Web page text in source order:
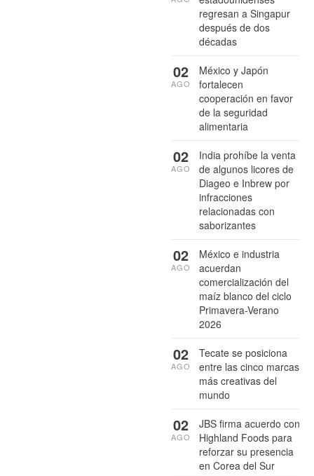
regresan a Singapur
después de dos
décadas
México y Japón
fortalecen
cooperación en favor
de la seguridad
alimentaria
02
AGO
India prohíbe la venta
de algunos licores de
Diageo e Inbrew por
infracciones
relacionadas con
saborizantes
02
AGO
México e industria
acuerdan
comercialización del
maíz blanco del ciclo
Primavera-Verano
2026
02
AGO
Tecate se posiciona
entre las cinco marcas
más creativas del
mundo
02
AGO
JBS firma acuerdo con
Highland Foods para
reforzar su presencia
en Corea del Sur
02
AGO